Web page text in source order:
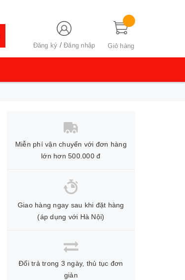
Đăng ký /Đăng nhập Giỏ hàng
Miễn phí vận chuyển với đơn hàng
lớn hơn 500.000 đ
Giao hàng ngay sau khi đặt hàng
(áp dụng với Hà Nội)
Đổi trả trong 3 ngày, thủ tục đơn
giản